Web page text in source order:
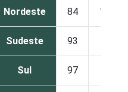
Nordeste 84 16
Sudeste 93
Sul 97